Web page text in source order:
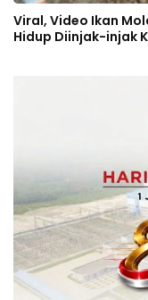
Viral, Video Ikan
Hidup Diinjak-injak